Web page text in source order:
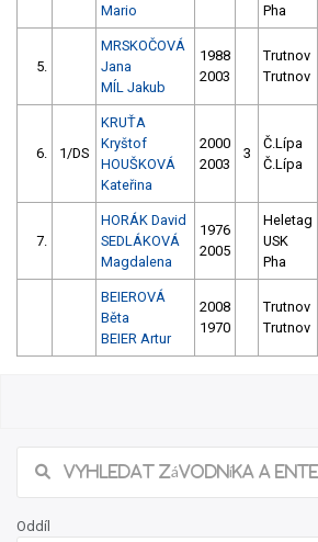
Mario
Pha
5.
MRSKOČOVÁ
Jana
MÍL Jakub
1988
2003
Trutnov
Trutnov
6. 1/DS
KRUŤA
Kryštof
HOUŠKOVÁ
Kateřina
2000
2003
3
Č.Lípa
Č.Lípa
7.
HORÁK David
SEDLÁKOVÁ
Magdalena
1976
2005
Heletag
USK
Pha
BEIEROVÁ
Běta
BEIER Artur
2008
1970
Trutnov
Trutnov
Oddíl